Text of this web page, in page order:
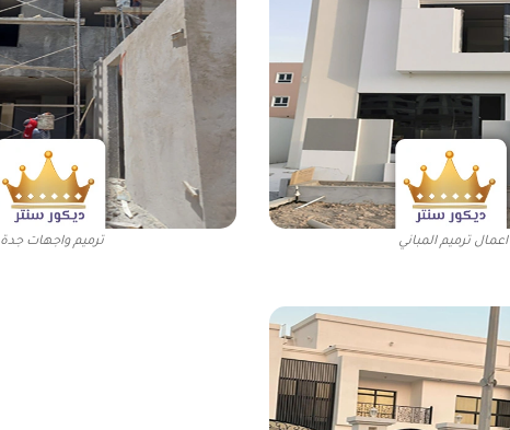
اعمال ترميم المباني ترميم واجهات جدة